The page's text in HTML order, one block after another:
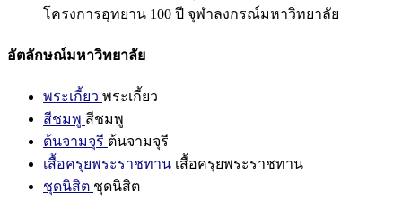
โครงการอุทยาน 100 ปี จุฬาลงกรณ์มหาวิทยาลัย
อัตลักษณ์มหาวิทยาลัย
พระเกี้ยว พระเกี้ยว
สีชมพู สีชมพู
ต้นจามจุรี ต้นจามจุรี
เสื้อครุยพระราชทาน เสื้อครุยพระราชทาน
ชุดนิสิต ชุดนิสิต